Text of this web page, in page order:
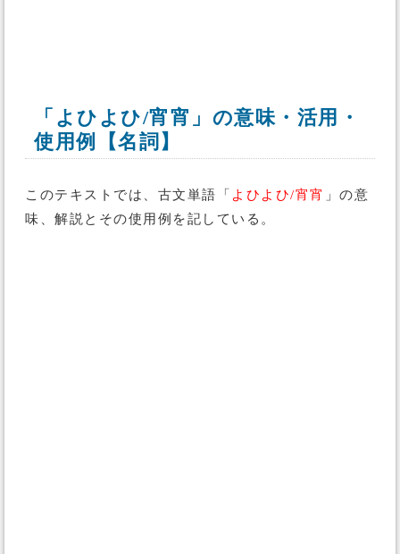
「よひよひ/宵宵」の意味・活用・
使用例【名詞】
このテキストでは、古文単語「 よひよひ/宵宵 」の意
味、解説とその使用例を記している。